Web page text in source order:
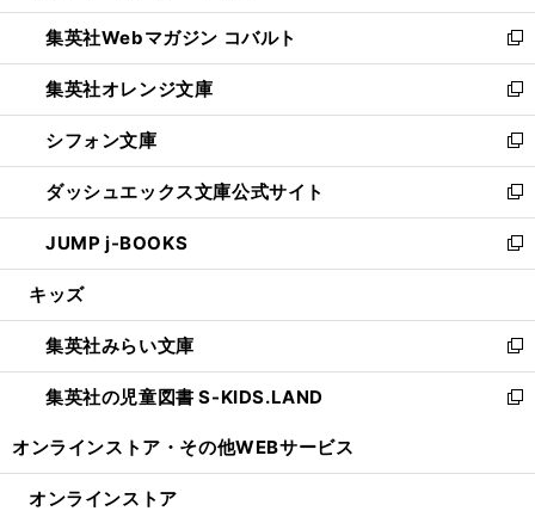
開
く
ウ
で
開
く
ン
ド
ウ
で
開
く
ウ
ィ
ン
ド
ウ
で
開
く
集英社Webマガジン コバルト
新
し
い
ウ
ィ
ン
ド
ウ
で
開
集英社オレンジ文庫
新
し
い
ウ
ィ
ン
ド
ウ
開
く
シフォン文庫
新
し
い
ウ
ィ
ン
ウ
で
開
く
ダッシュエックス文庫公式サイト
新
し
い
ウ
ン
ド
ウ
で
JUMP j-BOOKS
新
し
ウ
ィ
ン
ド
開
キッズ
集英社みらい文庫
新
し
い
ン
集英社の児童図書 S-KIDS.LAND
新
ウ
オンラインストア・ その他WEBサービス
オンラインストア